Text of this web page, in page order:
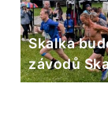
Skalka
závodů